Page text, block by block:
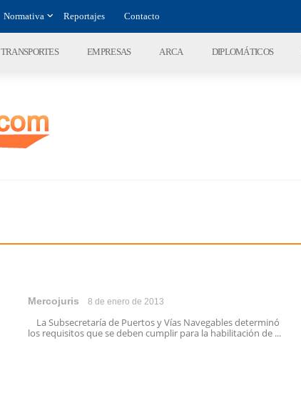
Normativa Reportajes Contacto
TRANSPORTES EMPRESAS ARCA DIPLOMÁTICOS
Mercojuris 8 de enero de 2013
La Subsecretaría de Puertos y Vías Navegables determinó
los requisitos que se deben cumplir para la habilitación de ...